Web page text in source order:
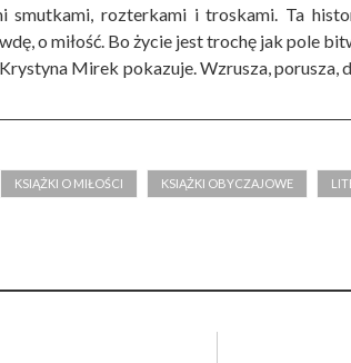
smutkami, rozterkami i troskami. Ta
o miłość. Bo życie jest trochę jak pole
Mirek pokazuje. Wzrusza, porusza,
KSIĄŻKI O MIŁOŚCI KSIĄŻKI OBYCZAJOWE